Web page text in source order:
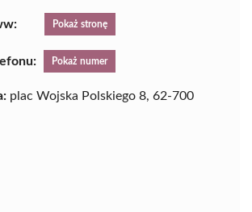
Pokaż stronę
Pokaż numer
plac Wojska Polskiego 8, 62-700